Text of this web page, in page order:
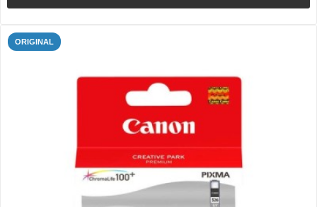
ORIGINAL